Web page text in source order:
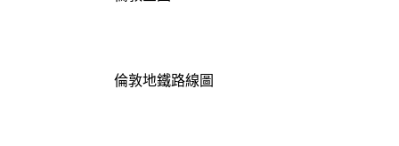
倫敦地鐵路線圖